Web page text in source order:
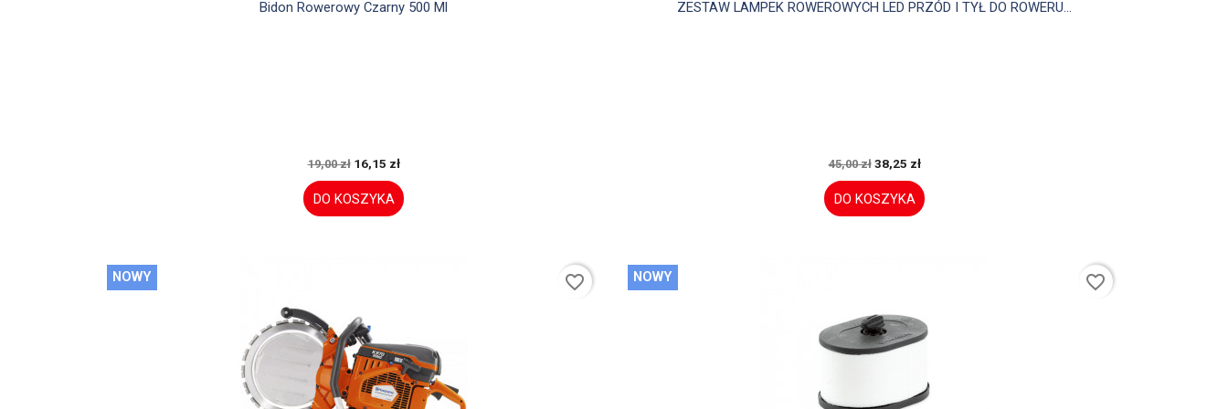
Szybki podgląd
Bidon Rowerowy Czarny 500 Ml
19,00 zł 16,15 zł
DO KOSZYKA
Szybki podgląd
ZESTAW LAMPEK ROWEROWYCH LED PRZÓD I TYŁ DO ROWERU...
45,00 zł 38,25 zł
DO KOSZYKA
NOWY favorite_border NOWY favorite_border